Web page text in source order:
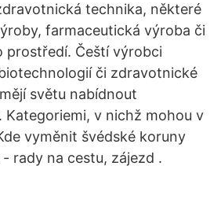
technika, některé
farmaceutická výroba či
prostředí. Čeští výrobci
či zdravotnické
světu nabídnout
Kategoriemi, v nichž mohou v
vyměnit švédské koruny
rady na cestu, zájezd .